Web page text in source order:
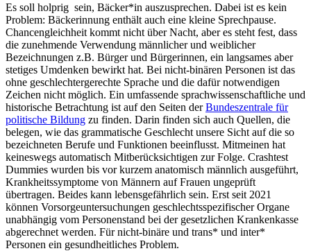
Es soll holprig sein, Bäcker*in auszusprechen. Dabei ist es kein
Problem: Bäckerinnung enthält auch eine kleine Sprechpause.
Chancengleichheit kommt nicht über Nacht, aber es steht fest, dass
die zunehmende Verwendung männlicher und weiblicher
Bezeichnungen z.B. Bürger und Bürgerinnen, ein langsames aber
stetiges Umdenken bewirkt hat. Bei nicht-binären Personen ist das
ohne geschlechtergerechte Sprache und die dafür notwendigen
Zeichen nicht möglich. Ein umfassende sprachwissenschaftliche und
historische Betrachtung ist auf den Seiten derBundeszentrale für
politische Bildung zu finden. Darin finden sich auch Quellen, die
belegen, wie das grammatische Geschlecht unsere Sicht auf die so
bezeichneten Berufe und Funktionen beeinflusst. Mitmeinen hat
keineswegs automatisch Mitberücksichtigen zur Folge. Crashtest
Dummies wurden bis vor kurzem anatomisch männlich ausgeführt,
Krankheitssymptome von Männern auf Frauen ungeprüft
übertragen. Beides kann lebensgefährlich sein. Erst seit 2021
können Vorsorgeuntersuchungen geschlechtsspezifischer Organe
unabhängig vom Personenstand bei der gesetzlichen Krankenkasse
abgerechnet werden. Für nicht-binäre und trans* und inter*
Personen ein gesundheitliches Problem.